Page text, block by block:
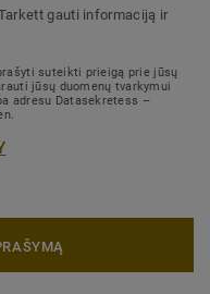
gauti informaciją ir
suteikti prieigą prie jūsų
jūsų duomenų tvarkymui
adresu Datasekretess –